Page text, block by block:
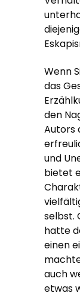
Wenn
das
den
Autors
und
bietet
selbst.
hatte
einen
auch
etwas